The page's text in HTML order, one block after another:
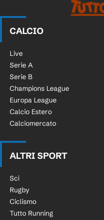
CALCIO
Live
Serie A
Serie B
Champions League
Europa League
Calcio Estero
Calciomercato
ALTRI SPORT
Sci
Rugby
Ciclismo
Tutto Running